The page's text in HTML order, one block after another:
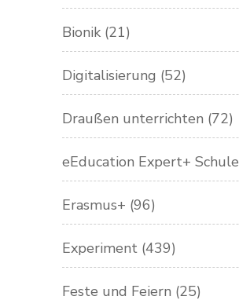
Bionik (21)
Digitalisierung (52)
Draußen unterrichten (72)
eEducation Expert+ Schule
Erasmus+ (96)
Experiment (439)
Feste und Feiern (25)